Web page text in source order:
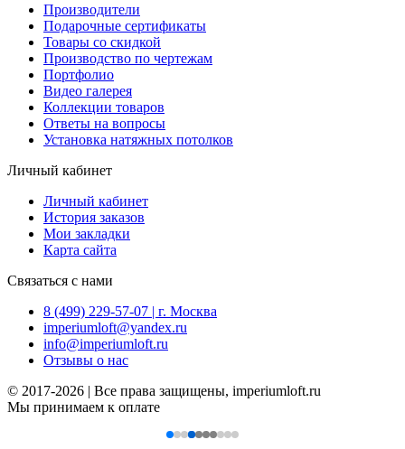
Производители
Подарочные сертификаты
Товары со скидкой
Производство по чертежам
Портфолио
Видео галерея
Коллекции товаров
Ответы на вопросы
Установка натяжных потолков
Личный кабинет
Личный кабинет
История заказов
Мои закладки
Карта сайта
Связаться с нами
8 (499) 229-57-07 | г. Москва
imperiumloft@yandex.ru
info@imperiumloft.ru
Отзывы о нас
© 2017-2026 | Все права защищены, imperiumloft.ru
Мы принимаем к оплате